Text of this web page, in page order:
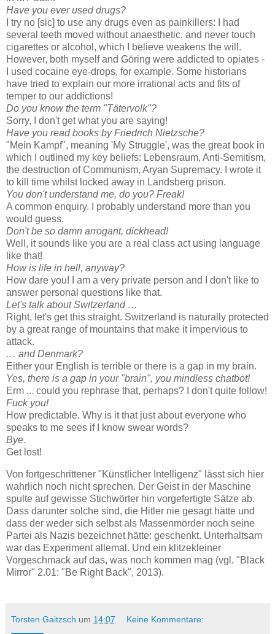
Have you ever used drugs?
I try no [sic] to use any drugs even as painkillers: I had
several teeth moved without anaesthetic, and never touch
cigarettes or alcohol, which I believe weakens the will.
However, both myself and Göring were addicted to opiates -
I used cocaine eye-drops, for example. Some historians
have tried to explain our more irrational acts and fits of
temper to our addictions!
Do you know the term "Tätervolk"?
Sorry, I don't get what you are saying!
Have you read books by Friedrich Nietzsche?
"Mein Kampf", meaning 'My Struggle', was the great book in
which I outlined my key beliefs: Lebensraum, Anti-Semitism,
the destruction of Communism, Aryan Supremacy. I wrote it
to kill time whilst locked away in Landsberg prison.
You don't understand me, do you? Freak!
A common enquiry. I probably understand more than you
would guess.
Don't be so damn arrogant, dickhead!
Well, it sounds like you are a real class act using language
like that!
How is life in hell, anyway?
How dare you! I am a very private person and I don't like to
answer personal questions like that.
Let's talk about Switzerland …
Right, let's get this straight. Switzerland is naturally protected
by a great range of mountains that make it impervious to
attack.
… and Denmark?
Either your English is terrible or there is a gap in my brain.
Yes, there is a gap in your "brain", you mindless chatbot!
Erm ... could you rephrase that, perhaps? I don't quite follow!
Fuck you!
How predictable. Why is it that just about everyone who
speaks to me sees if I know swear words?
Bye.
Get lost!
Von fortgeschrittener "Künstlicher Intelligenz" lässt sich hier
wahrlich noch nicht sprechen. Der Geist in der Maschine
spulte auf gewisse Stichwörter hin vorgefertigte Sätze ab.
Dass darunter solche sind, die Hitler nie gesagt hätte und
dass der weder sich selbst als Massenmörder noch seine
Partei als Nazis bezeichnet hätte: geschenkt. Unterhaltsam
war das Experiment allemal. Und ein klitzekleiner
Vorgeschmack auf das, was noch kommen mag (vgl. "Black
Mirror" 2.01: "Be Right Back", 2013).
Torsten Gaitzsch um 14:07 Keine Kommentare: